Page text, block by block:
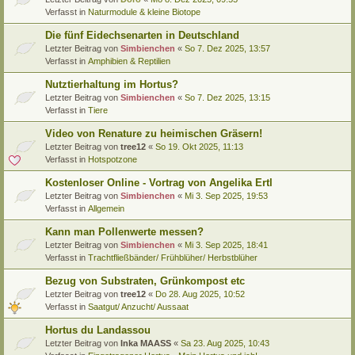
Verfasst in Naturmodule & kleine Biotope
Die fünf Eidechsenarten in Deutschland
Letzter Beitrag von Simbienchen « So 7. Dez 2025, 13:57
Verfasst in Amphibien & Reptilien
Nutztierhaltung im Hortus?
Letzter Beitrag von Simbienchen « So 7. Dez 2025, 13:15
Verfasst in Tiere
Video von Renature zu heimischen Gräsern!
Letzter Beitrag von tree12 « So 19. Okt 2025, 11:13
Verfasst in Hotspotzone
Kostenloser Online - Vortrag von Angelika Ertl
Letzter Beitrag von Simbienchen « Mi 3. Sep 2025, 19:53
Verfasst in Allgemein
Kann man Pollenwerte messen?
Letzter Beitrag von Simbienchen « Mi 3. Sep 2025, 18:41
Verfasst in Trachtfließbänder/ Frühblüher/ Herbstblüher
Bezug von Substraten, Grünkompost etc
Letzter Beitrag von tree12 « Do 28. Aug 2025, 10:52
Verfasst in Saatgut/ Anzucht/ Aussaat
Hortus du Landassou
Letzter Beitrag von Inka MAASS « Sa 23. Aug 2025, 10:43